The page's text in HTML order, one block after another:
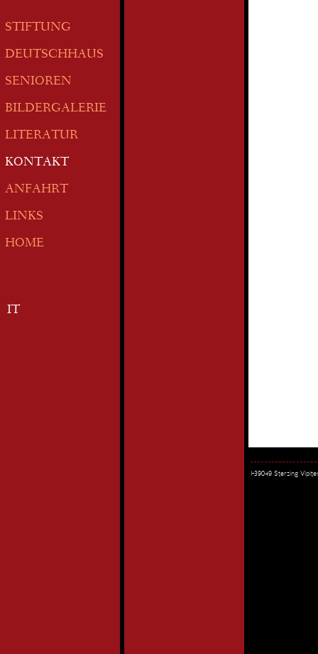
STIFTUNG
DEUTSCHHAUS
SENIOREN
BILDERGALERIE
LITERATUR
KONTAKT
ANFAHRT
LINKS
HOME
IT
I-39049 Sterzing